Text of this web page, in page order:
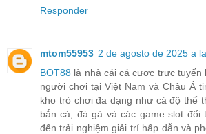
Responder
mtom55953 2 de agosto de 2025 a
BOT88 là nhà cái cá cược trực tuyến
người chơi tại Việt Nam và Châu Á
kho trò chơi đa dạng như cá độ thể
bắn cá, đá gà và các game slot đổi
đến trải nghiệm giải trí hấp dẫn và